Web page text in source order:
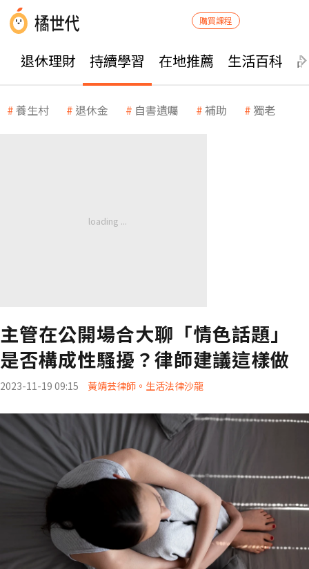
購買課程
退休理財 持續學習 在地推薦 生活百科
養生村 退休金 自書遺囑 補助 獨老
主管在公開場合大聊「情色話題」
是否構成性騷擾？律師建議這樣做
2023-11-19 09:15 黃靖芸律師。生活法律沙龍